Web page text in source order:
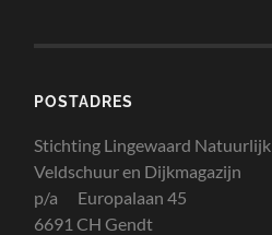
POSTADRES
Stichting Lingewaard Natuurlijk
Veldschuur en Dijkmagazijn
p/a Europalaan 45
6691 CH Gendt